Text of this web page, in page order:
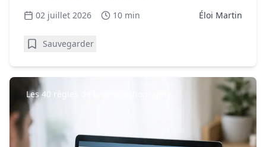
02 juillet 2026 10 min Éloi Martin
Sauvegarder
Les 40 règles de base d'orthographe